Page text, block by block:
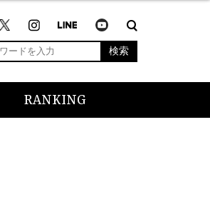
検索
RANKING